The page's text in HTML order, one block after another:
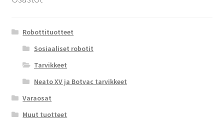
Robottituotteet
Sosiaaliset robotit
Tarvikkeet
Neato XV ja Botvac tarvikkeet
Varaosat
Muut tuotteet